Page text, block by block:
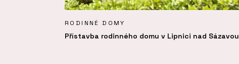
RODINNÉ DOMY
Přístavba rodinného domu v Lipnici nad Sázavou